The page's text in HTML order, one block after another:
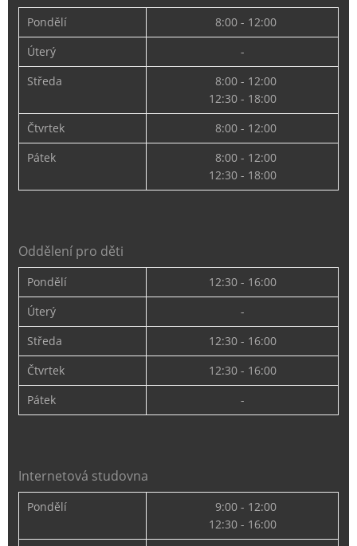
Pondělí
8:00 - 12:00
Úterý
-
Středa
8:00 - 12:00
12:30 - 18:00
Čtvrtek
8:00 - 12:00
Pátek
8:00 - 12:00
12:30 - 18:00
Oddělení pro děti
Pondělí
12:30 - 16:00
Úterý
-
Středa
12:30 - 16:00
Čtvrtek
12:30 - 16:00
Pátek
-
Internetová studovna
Pondělí
9:00 - 12:00
12:30 - 16:00